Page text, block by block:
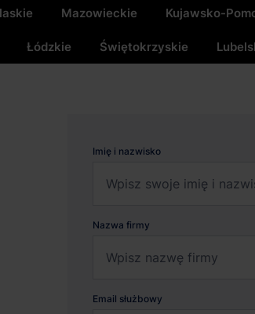
Mazowieckie Kujawsko-
Łódzkie Świętokrzyskie
Imię i nazwisko
Nazwa firmy
Email służbowy